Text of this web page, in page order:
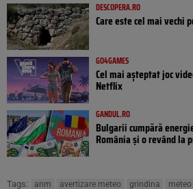
DESCOPERA.RO
Care este cel mai vechi
GO4GAMES
Cel mai așteptat joc
Netflix
GANDUL.RO
Bulgarii cumpără
România și o revând la
Tags: anm avertizare meteo grindina meteo